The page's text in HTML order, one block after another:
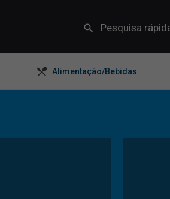
Alimentação/Bebidas